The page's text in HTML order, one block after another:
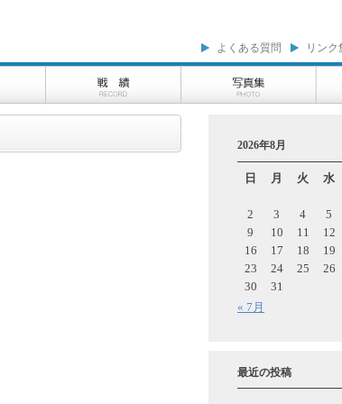
よくある質問 リンク
2026年8月
日 月 火 水
« 7月
2
3 4 5
9
10 11 12
16
17 18 19
23
24 25 26
30
31
最近の投稿